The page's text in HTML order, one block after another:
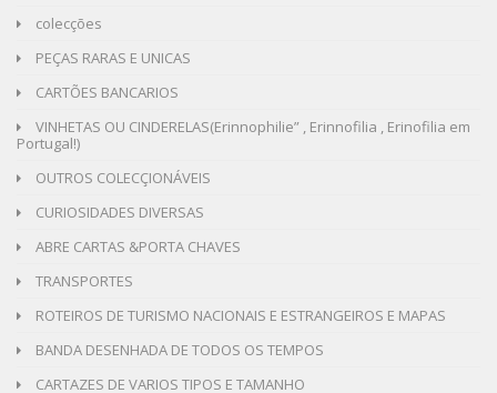
colecções
PEÇAS RARAS E UNICAS
CARTÕES BANCARIOS
VINHETAS OU CINDERELAS(Erinnophilie” , Erinnofilia , Erinofilia em
Portugal!)
OUTROS COLECÇIONÁVEIS
CURIOSIDADES DIVERSAS
ABRE CARTAS &PORTA CHAVES
TRANSPORTES
ROTEIROS DE TURISMO NACIONAIS E ESTRANGEIROS E MAPAS
BANDA DESENHADA DE TODOS OS TEMPOS
CARTAZES DE VARIOS TIPOS E TAMANHO